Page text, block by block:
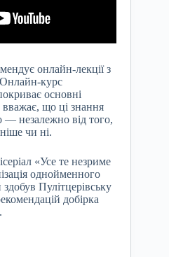
онлайн-лекції з
Онлайн-курс
основні
вважає, що ці знання
— незалежно від того,
чи ні.
«Усе те незриме
однойменного
Пулітцерівську
добірка